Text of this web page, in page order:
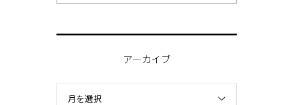
アーカイブ
月を選択